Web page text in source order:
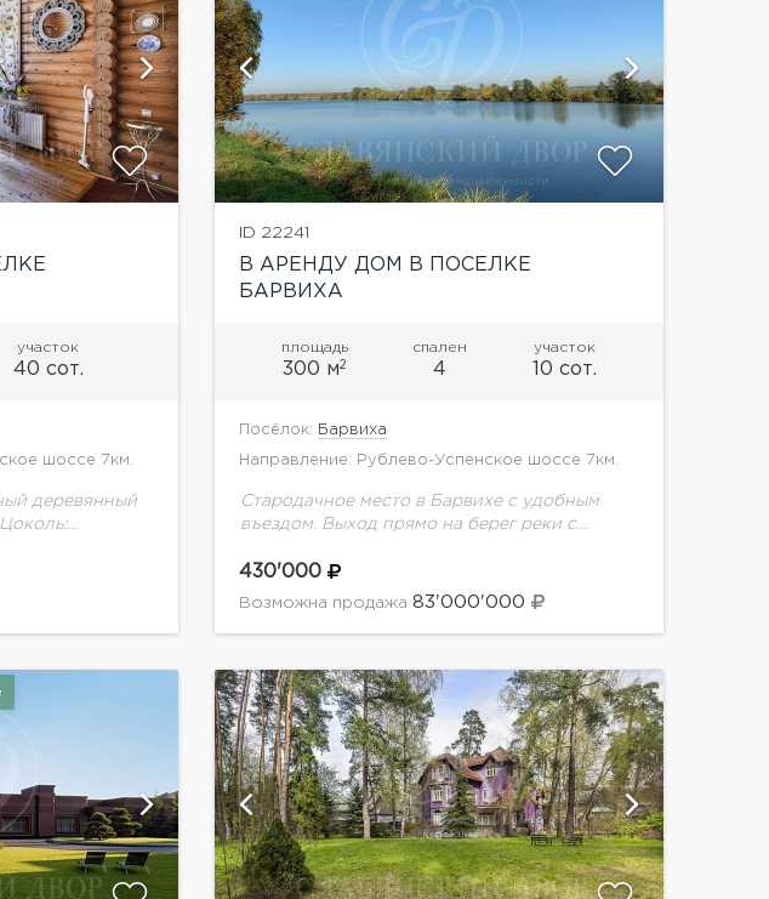
участок
40 сот.
шоссе 7км.
деревянный
сауна, 2...
фотографии
ID 22241
В АРЕНДУ ДОМ В ПОСЕЛКЕ
БАРВИХА
площадь
300 м2
спален
4
участок
10 сот.
Посёлок: Барвиха
Направление: Рублево-Успенское шоссе 7км.
Стародачное место в Барвихе с удобным
въездом. Выход прямо на берег реки с
линии Москвы-реки. Рядом с Барвиха Luxury
Village. Свой выход...
430'000
Возможна продажа 83'000'000
фотографий